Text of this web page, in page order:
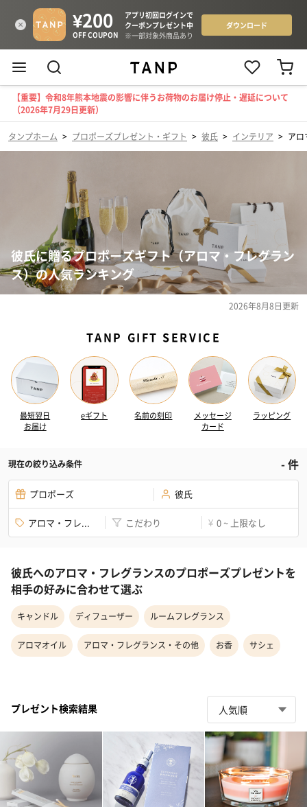
【重要】令和8年熊本地震の影響に伴うお荷物のお届け停止・遅延について
（2026年7月29日更新）
タンプホーム > プロポーズプレゼント・ギフト > 彼氏 > インテリア > アロ
彼氏に贈るプロポーズギフト（アロマ・フレグラン
ス）の人気ランキング
2026年8月8日更新
TANP GIFT SERVICE
最短翌日
お届け
eギフト 名前の刻印
メッセージ
カード
ラッピング
現在の絞り込み条件 -件
プロポーズ 彼氏
アロマ・フレ... こだわり ¥ 0 ~ 上限なし
彼氏へのアロマ・フレグランスのプロポーズプレゼントを
相手の好みに合わせて選ぶ
キャンドル ディフューザー ルームフレグランス
アロマオイル アロマ・フレグランス・その他 お香 サシェ
プレゼント検索結果